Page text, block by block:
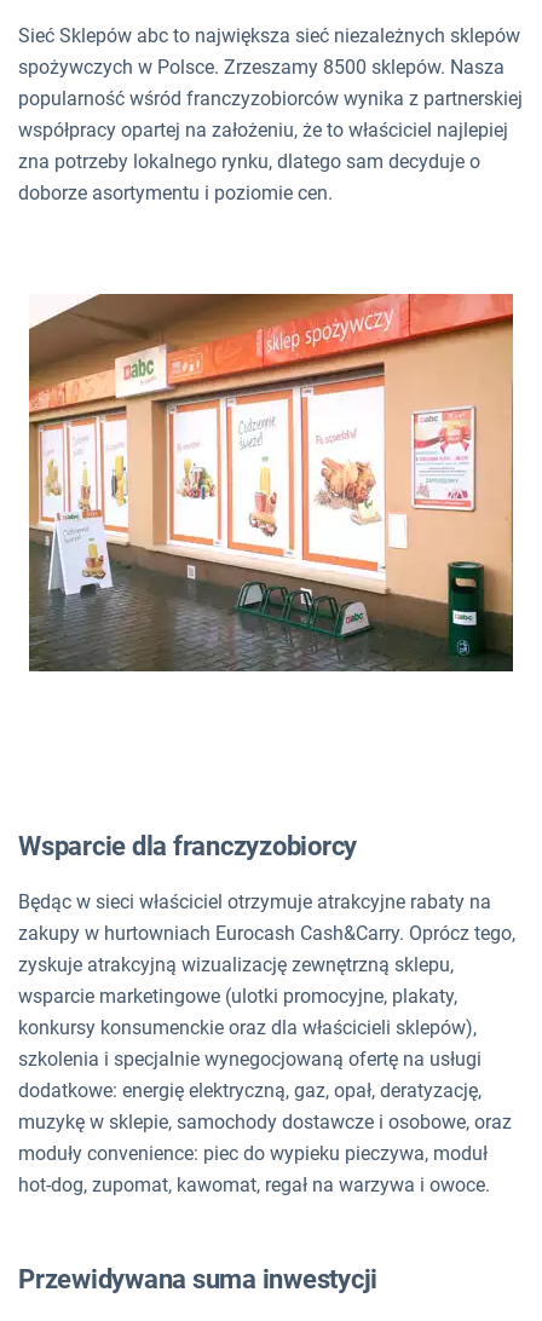
Sieć Sklepów abc to największa sieć niezależnych sklepów
spożywczych w Polsce. Zrzeszamy 8500 sklepów. Nasza
popularność wśród franczyzobiorców wynika z partnerskiej
współpracy opartej na założeniu, że to właściciel najlepiej
zna potrzeby lokalnego rynku, dlatego sam decyduje o
doborze asortymentu i poziomie cen.
Wsparcie dla franczyzobiorcy
Będąc w sieci właściciel otrzymuje atrakcyjne rabaty na
zakupy w hurtowniach Eurocash Cash&Carry. Oprócz tego,
zyskuje atrakcyjną wizualizację zewnętrzną sklepu,
wsparcie marketingowe (ulotki promocyjne, plakaty,
konkursy konsumenckie oraz dla właścicieli sklepów),
szkolenia i specjalnie wynegocjowaną ofertę na usługi
dodatkowe: energię elektryczną, gaz, opał, deratyzację,
muzykę w sklepie, samochody dostawcze i osobowe, oraz
moduły convenience: piec do wypieku pieczywa, moduł
hot-dog, zupomat, kawomat, regał na warzywa i owoce.
Przewidywana suma inwestycji